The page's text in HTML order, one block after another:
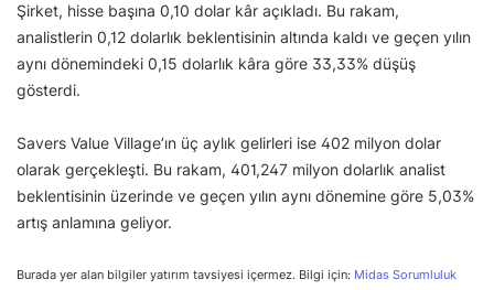
Şirket, hisse başına 0,10 dolar kâr açıkladı. Bu rakam,
analistlerin 0,12 dolarlık beklentisinin altında kaldı ve geçen yılın
aynı dönemindeki 0,15 dolarlık kâra göre 33,33% düşüş
gösterdi.
Savers Value Village’ın üç aylık gelirleri ise 402 milyon dolar
olarak gerçekleşti. Bu rakam, 401,247 milyon dolarlık analist
beklentisinin üzerinde ve geçen yılın aynı dönemine göre 5,03%
artış anlamına geliyor.
Burada yer alan bilgiler yatırım tavsiyesi içermez. Bilgi için: Midas Sorumluluk